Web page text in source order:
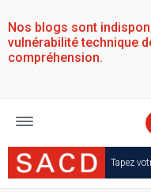
au
contenu
principal
Nos blogs sont
vulnérabilité technique
compréhension.